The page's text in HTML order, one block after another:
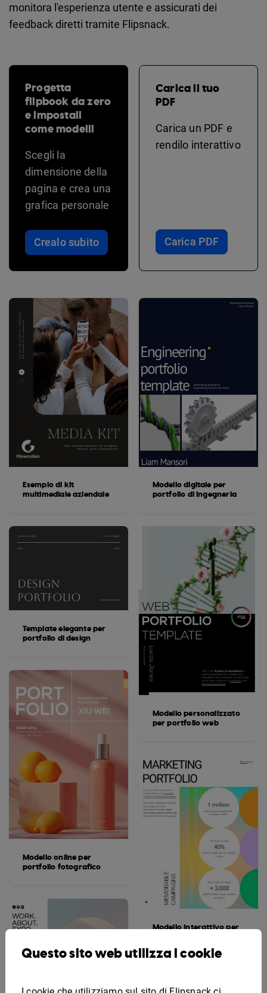
monitora l'esperienza utente e assicurati dei
feedback diretti tramite Flipsnack.
Progetta
flipbook da zero
e impostali
come modelli
Scegli la
dimensione della
pagina e crea una
grafica personale
Crealo subito
Carica il tuo
PDF
Carica un PDF e
rendilo interattivo
Carica PDF
Esempio di kit
multimediale aziendale
Template elegante per
portfolio di design
Modello online per
portfolio fotografico
Modello digitale per
portfolio di ingegneria
Modello personalizzato
per portfolio web
Modello interattivo per
Questo sito web utilizza i cookie